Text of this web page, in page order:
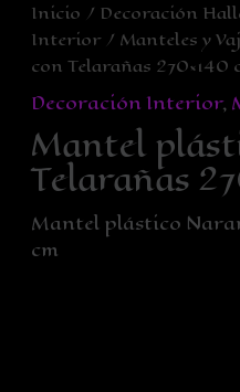
Inicio / Decoración
Interior/ Manteles y
con Telarañas 270×140
Decoración Interior,
Mantel
Telarañas
Mantel plástico
cm